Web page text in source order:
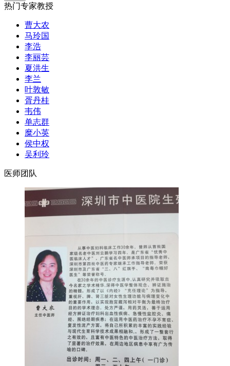
热门专家教授
曹大农
马玲国
李浩
李丽芸
夏洪生
李兰
叶敦敏
胥丹桂
韦伟
单志群
糜小英
侯中权
吴利玲
医师团队